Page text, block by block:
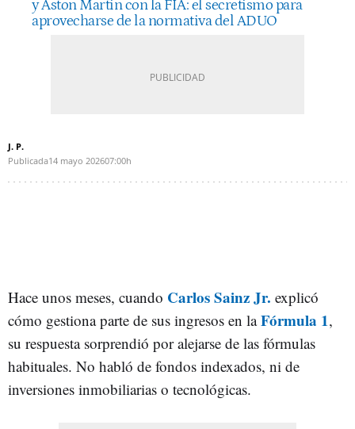
y Aston Martin con la FIA: el secretismo para
aprovecharse de la normativa del ADUO
J. P.
Publicada14 mayo 202607:00h
Hace unos meses, cuando Carlos Sainz Jr. explicó
cómo gestiona parte de sus ingresos en la Fórmula 1,
su respuesta sorprendió por alejarse de las fórmulas
habituales. No habló de fondos indexados, ni de
inversiones inmobiliarias o tecnológicas.